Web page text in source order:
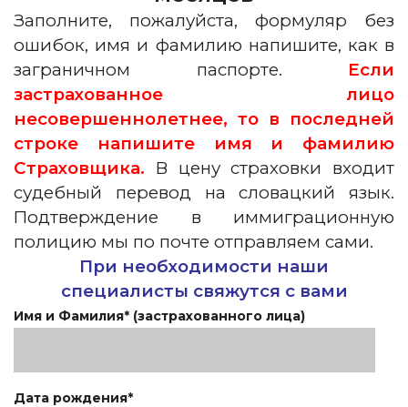
Заполните, пожалуйста, формуляр без
ошибок, имя и фамилию напишите, как в
заграничном паспорте. Если
застрахованное лицо
несовершеннолетнее, то в последней
строке напишите имя и фамилию
Страховщика. В цену страховки входит
судебный перевод на словацкий язык.
Подтверждение в иммиграционную
полицию мы по почте отправляем сами.
При необходимости наши
специалисты свяжутся с вами
Имя и Фамилия* (застрахованного лица)
Дата рождения*